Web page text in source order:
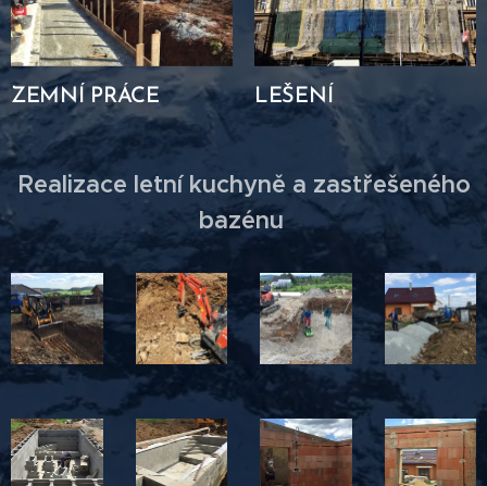
ZEMNÍ PRÁCE LEŠENÍ
Realizace letní kuchyně a zastřešeného
bazénu